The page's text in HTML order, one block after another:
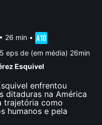
26 min •
eps de (em média) 26min
Esquivel
enfrentou
ditaduras na América
trajetória como
humanos e pela